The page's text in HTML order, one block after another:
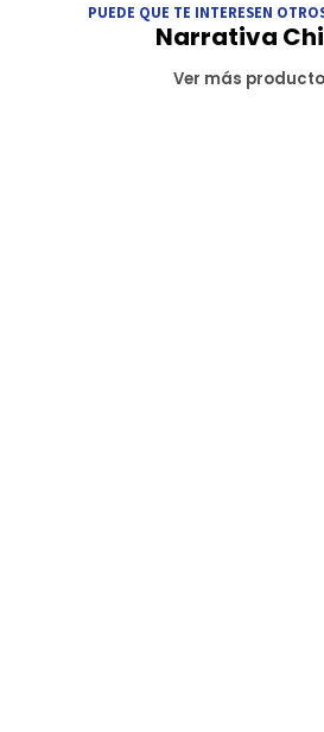
PUEDE QUE TE INTERESEN
Narrativa
Ver más